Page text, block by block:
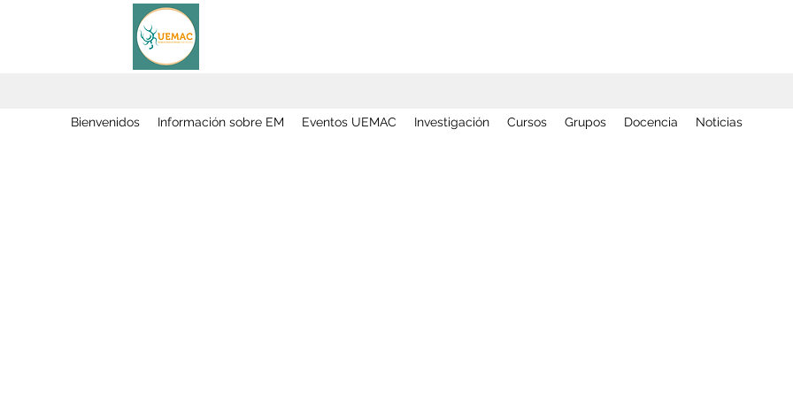
Bienvenidos Información sobre EM Eventos UEMAC Investigación Cursos Grupos Docencia Noticias